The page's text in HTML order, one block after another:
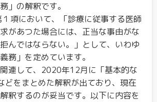
」の解釈です。
項において、「診療に従事する医師
があつた場合には、正当な事由がな
んではならない。」として、いわゆ
務」を定めています。
連して、2020年12月に「基本的な
どをまとめた解釈が出ており、現在
釈するのが妥当です。以下に内容を